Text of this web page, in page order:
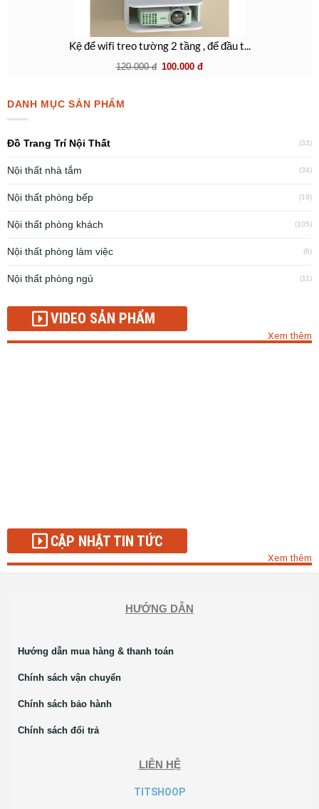
Kệ để wifi treo tường 2 tầng , để đầu t...
120.000đ 100.000đ
DANH MỤC SẢN PHẨM
Đồ Trang Trí Nội Thất (33)
Nội thất nhà tắm (34)
Nội thất phòng bếp (19)
Nội thất phòng khách (105)
Nội thất phòng làm việc (6)
Nội thất phòng ngủ (11)
VIDEO SẢN PHẨM
Xem thêm
CẬP NHẬT TIN TỨC
Xem thêm
HƯỚNG DẪN
Hướng dẫn mua hàng & thanh toán
Chính sách vận chuyển
Chính sách bảo hành
Chính sách đổi trả
LIÊN HỆ
TITSHOOP